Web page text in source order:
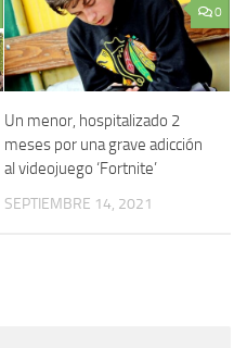
0
Un menor, hospitalizado 2
meses por una grave adicción
al videojuego ‘Fortnite’
SEPTIEMBRE 14, 2021